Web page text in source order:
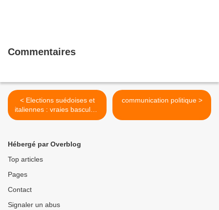
Commentaires
< Elections suédoises et
italiennes : vraies bascules,
changements temporaires
communication politique >
Hébergé par Overblog
Top articles
Pages
Contact
Signaler un abus